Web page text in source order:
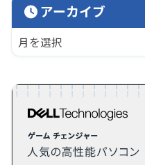
アーカイブ